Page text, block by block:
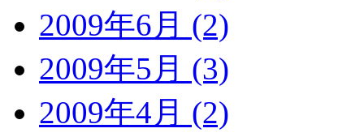
2009年6月 (2)
2009年5月 (3)
2009年4月 (2)